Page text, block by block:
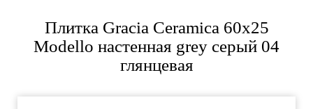
Плитка Gracia Ceramica 60x25
Modello настенная grey серый 04
глянцевая